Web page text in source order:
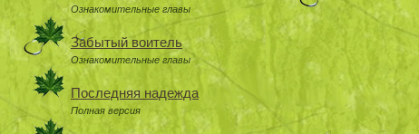
Ознакомительные главы
Забытый воитель
Ознакомительные главы
Последняя надежда
Полная версия